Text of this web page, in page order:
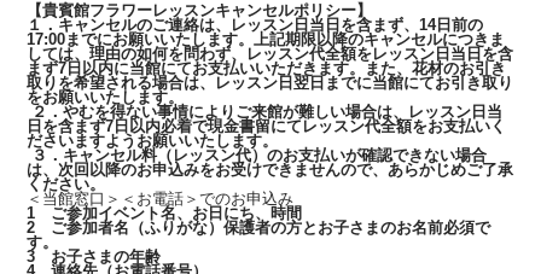
【貴賓館フラワーレッスンキャンセルポリシー】
１．キャンセルのご連絡は、レッスン日当日を含まず、14日前の
17:00までにお願いいたします。上記期限以降のキャンセルにつきま
しては、理由の如何を問わず、レッスン代全額をレッスン日当日を含
まず7日以内に当館にてお支払いいただきます。また、花材のお引き
取りを希望される場合は、レッスン日翌日までに当館にてお引き取り
をお願いいたします。
２．やむを得ない事情によりご来館が難しい場合は、レッスン日当
日を含まず7日以内必着で現金書留にてレッスン代全額をお支払いく
ださいますようお願いいたします。
３．キャンセル料（レッスン代）のお支払いが確認できない場合
は、次回以降のお申込みをお受けできませんので、あらかじめご了承
ください。
＜当館窓口＞＜お電話＞でのお申込み
1 ご参加イベント名、お日にち、時間
2 ご参加者名（ふりがな）保護者の方とお子さまのお名前必須で
す。
3 お子さまの年齢